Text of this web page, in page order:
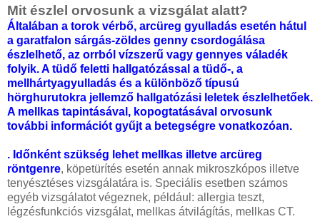
Mit észlel orvosunk a vizsgálat alatt?
Általában a torok vérbő, arcüreg gyulladás esetén hátul
a garatfalon sárgás-zöldes genny csordogálása
észlelhető, az orrból vízszerű vagy gennyes váladék
folyik. A tüdő feletti hallgatózással a tüdő-, a
mellhártyagyulladás és a különböző típusú
hörghurutokra jellemző hallgatózási leletek észlelhetőek.
A mellkas tapintásával, kopogtatásával orvosunk
további információt gyűjt a betegségre vonatkozóan.
. Időnként szükség lehet mellkas illetve arcüreg
röntgenre, köpetürítés esetén annak mikroszkópos illetve
tenyésztéses vizsgálatára is. Speciális esetben számos
egyéb vizsgálatot végeznek, például: allergia teszt,
légzésfunkciós vizsgálat, mellkas átvilágítás, mellkas CT.